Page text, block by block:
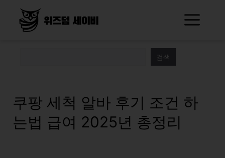
검색
쿠팡 세척 알바 후기 조건 하
는법 급여 2025년 총정리